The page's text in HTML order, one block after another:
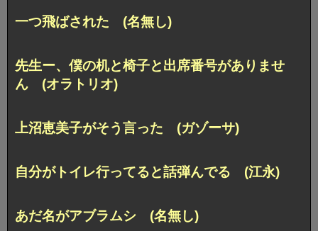
一つ飛ばされた (名無し)
先生ー、僕の机と椅子と出席番号がありませ
ん (オラトリオ)
上沼恵美子がそう言った (ガゾーサ)
自分がトイレ行ってると話弾んでる (江永)
あだ名がアブラムシ (名無し)